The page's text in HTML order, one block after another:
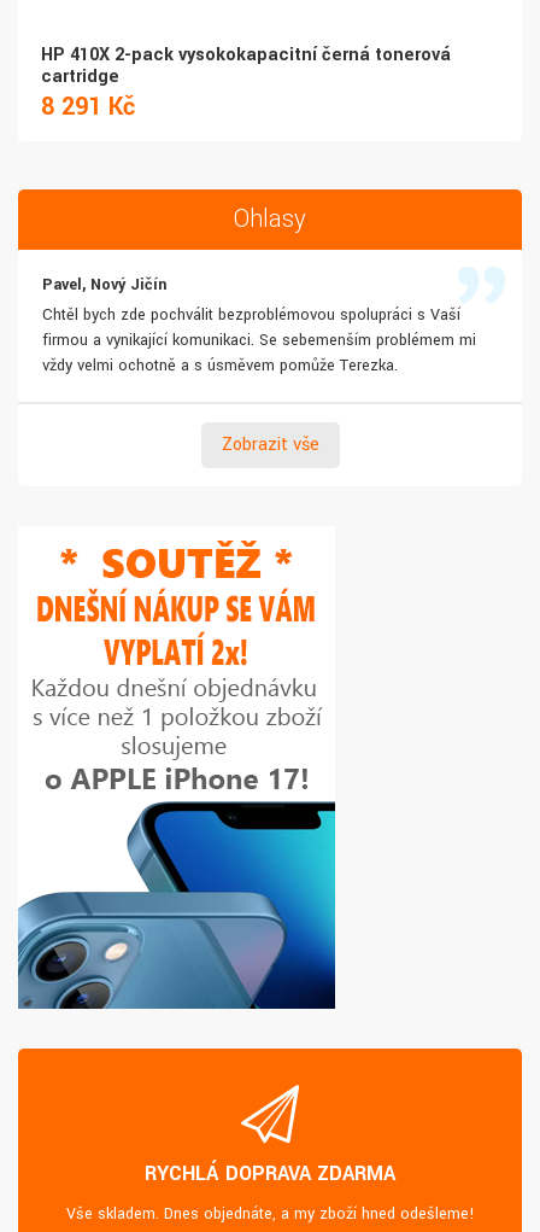
HP 410X 2-pack vysokokapacitní černá tonerová
cartridge
8 291 Kč
Ohlasy
Pavel, Nový Jičín
Chtěl bych zde pochválit bezproblémovou spolupráci s Vaší
firmou a vynikající komunikaci. Se sebemenším problémem mi
vždy velmi ochotně a s úsměvem pomůže Terezka.
Zobrazit vše
RYCHLÁ DOPRAVA ZDARMA
Vše skladem. Dnes objednáte, a my zboží hned odešleme!